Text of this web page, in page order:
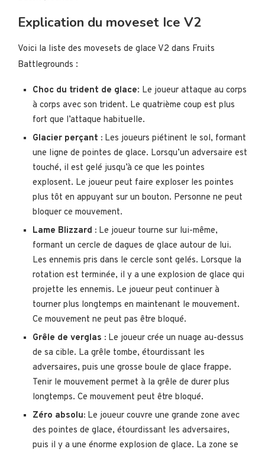
Explication du moveset Ice V2
Voici la liste des movesets de glace V2 dans Fruits
Battlegrounds :
Choc du trident de glace: Le joueur attaque au corps
à corps avec son trident. Le quatrième coup est plus
fort que l’attaque habituelle.
Glacier perçant : Les joueurs piétinent le sol, formant
une ligne de pointes de glace. Lorsqu’un adversaire est
touché, il est gelé jusqu’à ce que les pointes
explosent. Le joueur peut faire exploser les pointes
plus tôt en appuyant sur un bouton. Personne ne peut
bloquer ce mouvement.
Lame Blizzard : Le joueur tourne sur lui-même,
formant un cercle de dagues de glace autour de lui.
Les ennemis pris dans le cercle sont gelés. Lorsque la
rotation est terminée, il y a une explosion de glace qui
projette les ennemis. Le joueur peut continuer à
tourner plus longtemps en maintenant le mouvement.
Ce mouvement ne peut pas être bloqué.
Grêle de verglas : Le joueur crée un nuage au-dessus
de sa cible. La grêle tombe, étourdissant les
adversaires, puis une grosse boule de glace frappe.
Tenir le mouvement permet à la grêle de durer plus
longtemps. Ce mouvement peut être bloqué.
Zéro absolu: Le joueur couvre une grande zone avec
des pointes de glace, étourdissant les adversaires,
puis il y a une énorme explosion de glace. La zone se